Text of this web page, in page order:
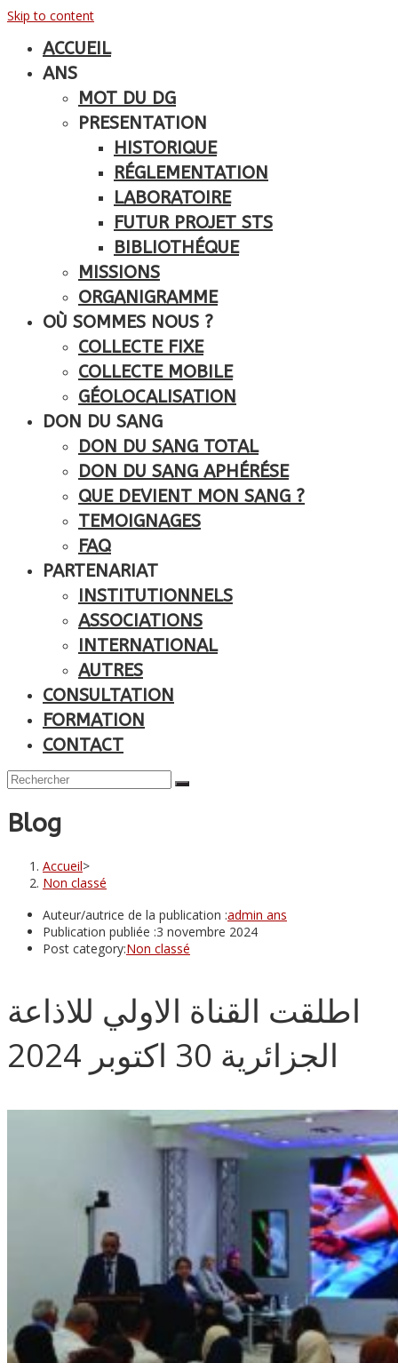
Skip to content
ACCUEIL
ANS
MOT DU DG
PRESENTATION
HISTORIQUE
RÉGLEMENTATION
LABORATOIRE
FUTUR PROJET STS
BIBLIOTHÉQUE
MISSIONS
ORGANIGRAMME
OÙ SOMMES NOUS ?
COLLECTE FIXE
COLLECTE MOBILE
GÉOLOCALISATION
DON DU SANG
DON DU SANG TOTAL
DON DU SANG APHÉRÉSE
QUE DEVIENT MON SANG ?
TEMOIGNAGES
FAQ
PARTENARIAT
INSTITUTIONNELS
ASSOCIATIONS
INTERNATIONAL
AUTRES
CONSULTATION
FORMATION
CONTACT
Blog
Accueil>
Non classé
Auteur/autrice de la publication :admin ans
Publication publiée :3 novembre 2024
Post category:Non classé
اطلقت القناة الاولي للاذاعة
الجزائرية 30 اكتوبر 2024